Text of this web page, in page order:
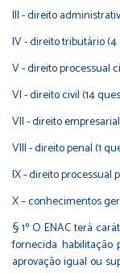
III - direito
IV - direito tributário (4
V - direito processual
VI - direito civil (14
VII - direito
VIII - direito penal (1
IX - direito processual
X – conhecimentos
§ 1º O ENAC terá
fornecida habilitação
aprovação igual ou